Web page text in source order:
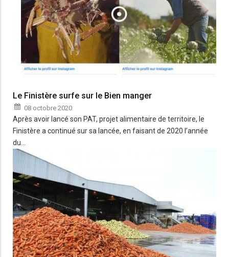
Le Finistère surfe sur le Bien manger
08 octobre 2020
Après avoir lancé son PAT, projet alimentaire de territoire, le
Finistère a continué sur sa lancée, en faisant de 2020 l’année
du…